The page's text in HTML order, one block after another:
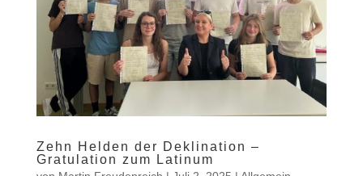
Zehn Helden der Deklination –
Gratulation zum Latinum